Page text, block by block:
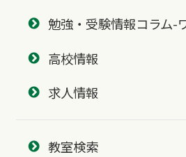
勉強・受験情報コラム-
高校情報
求人情報
教室検索